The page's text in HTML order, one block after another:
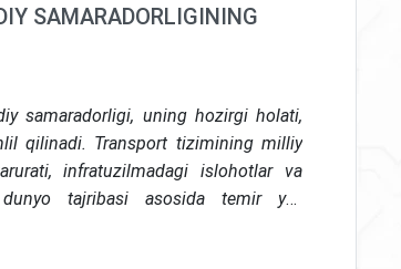
SAMARADORLIGINING
samaradorligi, uning hozirgi holati,
qilinadi. Transport tizimining milliy
infratuzilmadagi islohotlar va
tajribasi asosida temir yo‘l